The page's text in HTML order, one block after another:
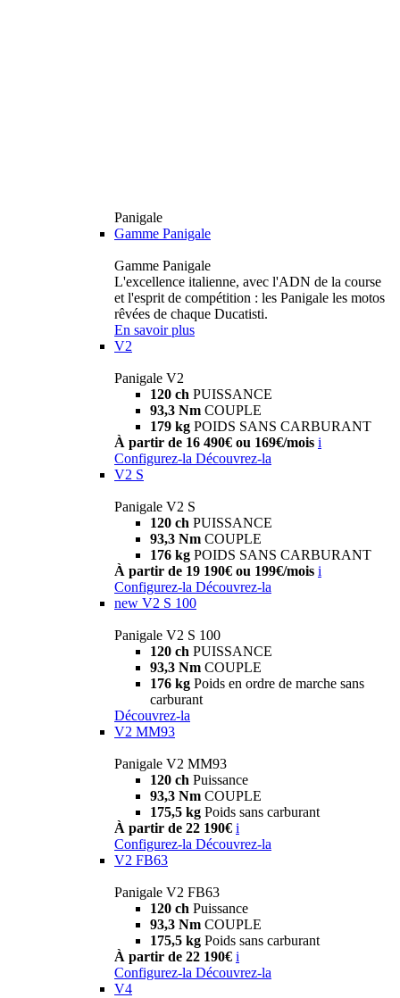
Panigale
Gamme Panigale
Gamme Panigale
L'excellence italienne, avec l'ADN de la course
et l'esprit de compétition : les Panigale les motos
rêvées de chaque Ducatisti.
En savoir plus
V2
Panigale V2
120 ch PUISSANCE
93,3 Nm COUPLE
179 kg POIDS SANS CARBURANT
À partir de 16 490€ ou 169€/mois i
Configurez-la Découvrez-la
V2 S
Panigale V2 S
120 ch PUISSANCE
93,3 Nm COUPLE
176 kg POIDS SANS CARBURANT
À partir de 19 190€ ou 199€/mois i
Configurez-la Découvrez-la
new V2 S 100
Panigale V2 S 100
120 ch PUISSANCE
93,3 Nm COUPLE
176 kg Poids en ordre de marche sans
carburant
Découvrez-la
V2 MM93
Panigale V2 MM93
120 ch Puissance
93,3 Nm COUPLE
175,5 kg Poids sans carburant
À partir de 22 190€ i
Configurez-la Découvrez-la
V2 FB63
Panigale V2 FB63
120 ch Puissance
93,3 Nm COUPLE
175,5 kg Poids sans carburant
À partir de 22 190€ i
Configurez-la Découvrez-la
V4